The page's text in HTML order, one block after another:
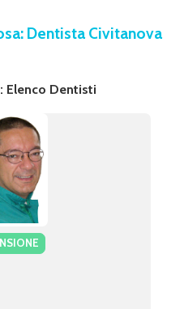
Dentista Civitanova
Elenco Dentisti